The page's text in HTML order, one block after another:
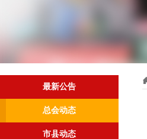
最新公告
总会动态
市县动态